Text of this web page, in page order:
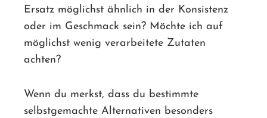
Ersatz möglichst ähnlich in der Konsistenz
oder im Geschmack sein? Möchte ich auf
möglichst wenig verarbeitete Zutaten
achten?
Wenn du merkst, dass du bestimmte
selbstgemachte Alternativen besonders